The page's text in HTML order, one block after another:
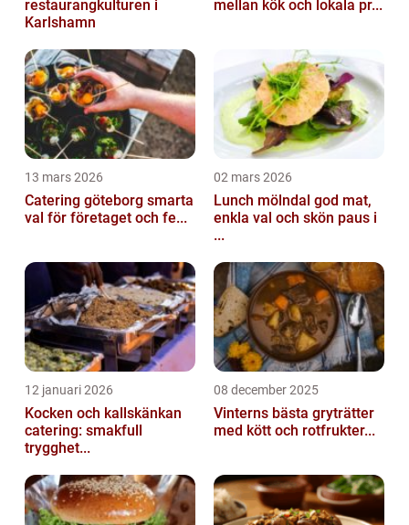
restaurangkulturen i
Karlshamn
mellan kök och lokala pr...
13 mars 2026
Catering göteborg smarta
val för företaget och fe...
02 mars 2026
Lunch mölndal god mat,
enkla val och skön paus i
...
12 januari 2026
Kocken och kallskänkan
catering: smakfull
trygghet...
08 december 2025
Vinterns bästa gryträtter
med kött och rotfrukter...